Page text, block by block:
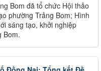
Bom đã tổ chức Hội thảo
phường Trảng Bom; Hình
sáng tạo, khởi nghiệp
Bom.